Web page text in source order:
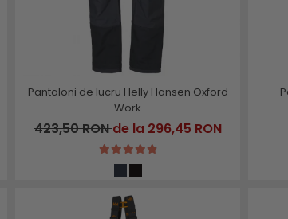
Pantaloni de lucru Helly Hansen Oxford
Work
423,50 RONde la 296,45 RON